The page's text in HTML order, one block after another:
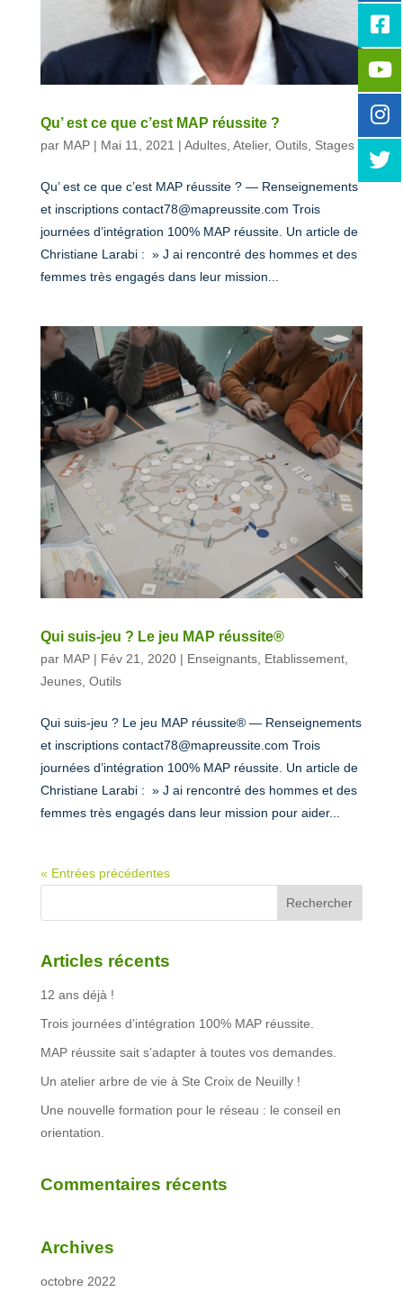
Qu’ est ce que c’est MAP réussite ?
par MAP| Mai 11, 2021 | Adultes, Atelier, Outils, Stages
Qu’ est ce que c’est MAP réussite ? — Renseignements
et inscriptions contact78@mapreussite.com Trois
journées d’intégration 100% MAP réussite. Un article de
Christiane Larabi : » J ai rencontré des hommes et des
femmes très engagés dans leur mission...
Qui suis-jeu ? Le jeu MAP réussite®
par MAP| Fév 21, 2020| Enseignants, Etablissement,
Jeunes, Outils
Qui suis-jeu ? Le jeu MAP réussite® — Renseignements
et inscriptions contact78@mapreussite.com Trois
journées d’intégration 100% MAP réussite. Un article de
Christiane Larabi : » J ai rencontré des hommes et des
femmes très engagés dans leur mission pour aider...
« Entrées précédentes
Articles récents
12 ans déjà !
Trois journées d’intégration 100% MAP réussite.
MAP réussite sait s’adapter à toutes vos demandes.
Un atelier arbre de vie à Ste Croix de Neuilly !
Une nouvelle formation pour le réseau : le conseil en
orientation.
Commentaires récents
Archives
octobre 2022